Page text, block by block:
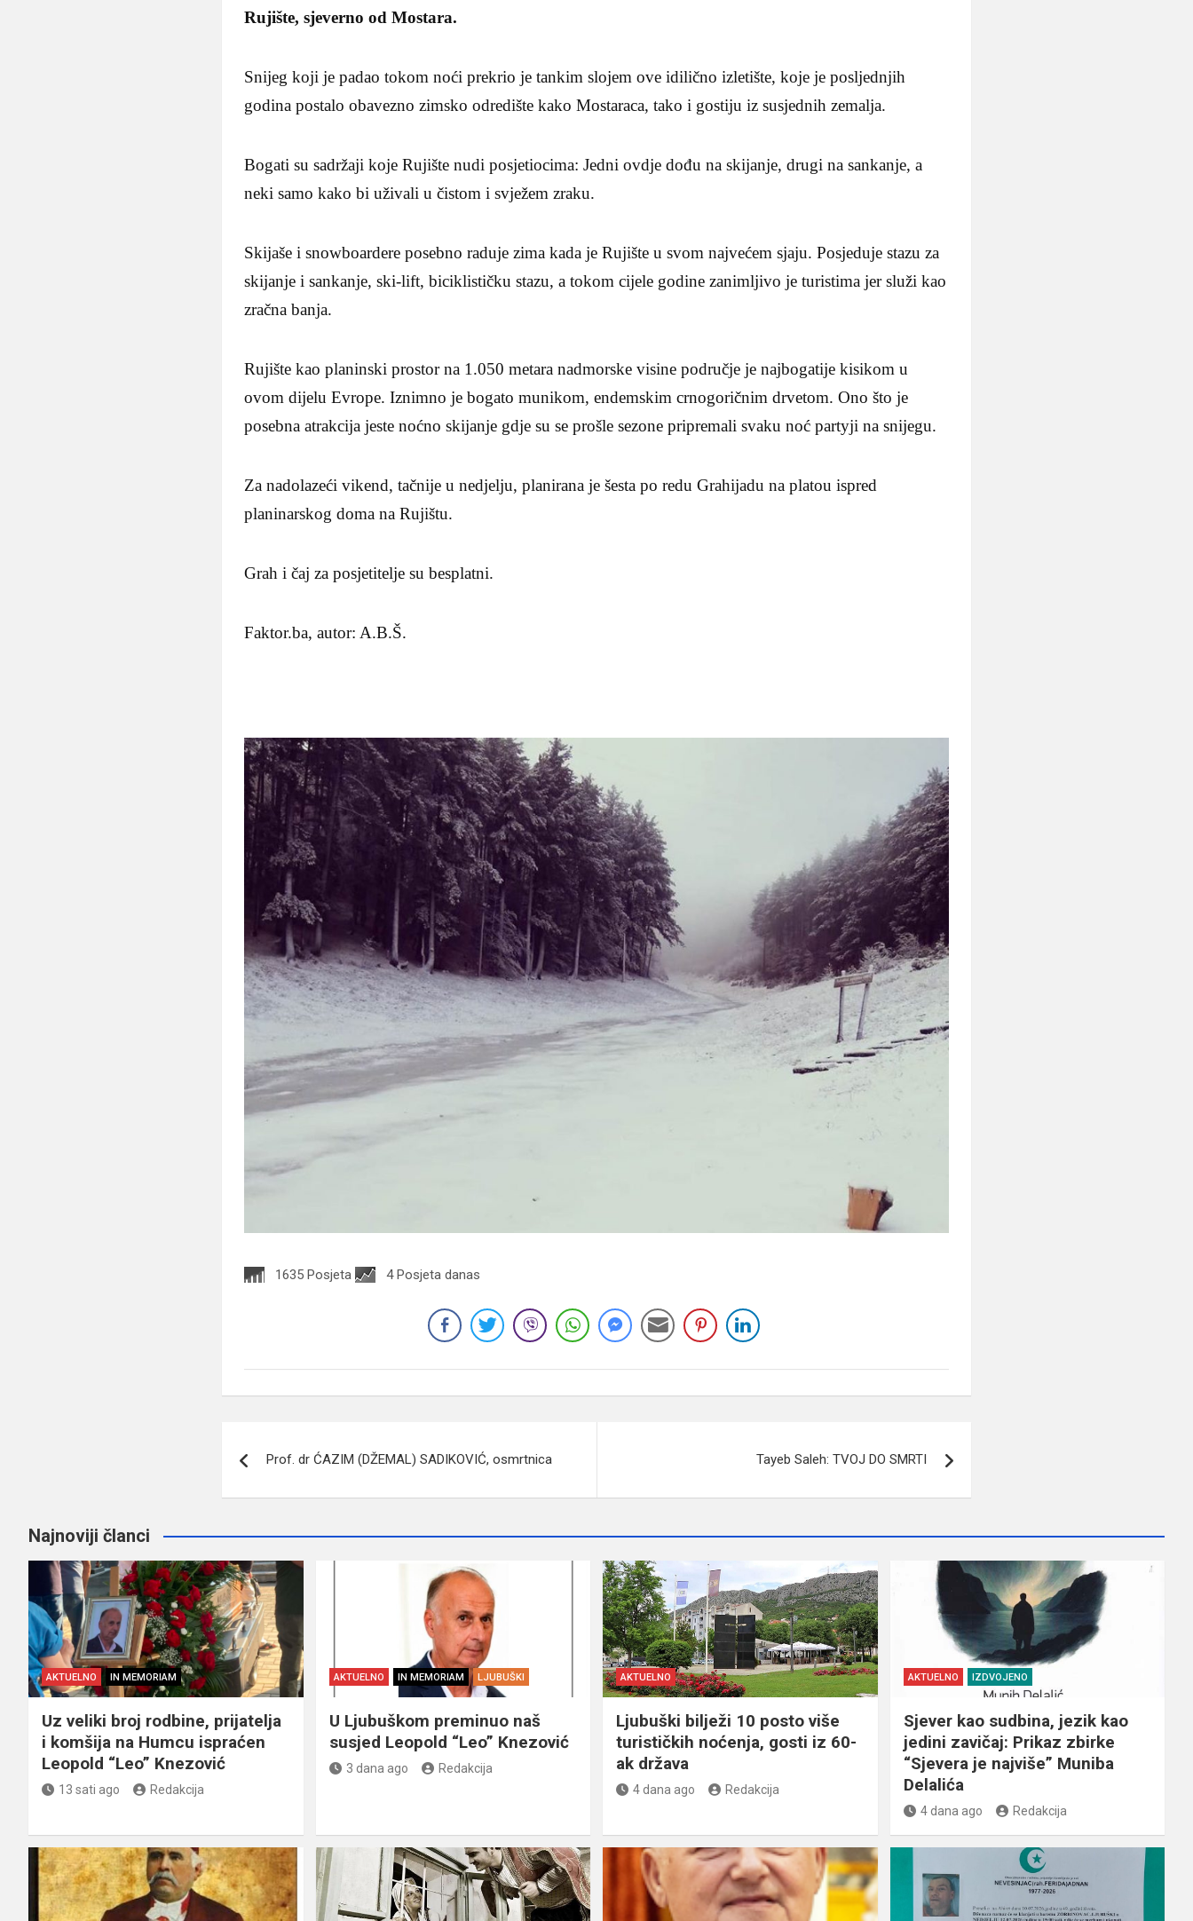
Rujište, sjeverno od Mostara.
Snijeg koji je padao tokom noći prekrio je tankim slojem ove idilično izletište, koje je posljednjih
godina postalo obavezno zimsko odredište kako Mostaraca, tako i gostiju iz susjednih zemalja.
Bogati su sadržaji koje Rujište nudi posjetiocima: Jedni ovdje dođu na skijanje, drugi na sankanje, a
neki samo kako bi uživali u čistom i svježem zraku.
Skijaše i snowboardere posebno raduje zima kada je Rujište u svom najvećem sjaju. Posjeduje stazu za
skijanje i sankanje, ski-lift, biciklističku stazu, a tokom cijele godine zanimljivo je turistima jer služi kao
zračna banja.
Rujište kao planinski prostor na 1.050 metara nadmorske visine područje je najbogatije kisikom u
ovom dijelu Evrope. Iznimno je bogato munikom, endemskim crnogoričnim drvetom. Ono što je
posebna atrakcija jeste noćno skijanje gdje su se prošle sezone pripremali svaku noć partyji na snijegu.
Za nadolazeći vikend, tačnije u nedjelju, planirana je šesta po redu Grahijadu na platou ispred
planinarskog doma na Rujištu.
Grah i čaj za posjetitelje su besplatni.
Faktor.ba, autor: A.B.Š.
1635 Posjeta 4 Posjeta danas
članaka
Prof. dr ĆAZIM (DŽEMAL) SADIKOVIĆ, osmrtnica Tayeb Saleh: TVOJ DO SMRTI
Najnoviji članci
AKTUELNO IN MEMORIAM
Uz veliki broj rodbine, prijatelja
i komšija na Humcu ispraćen
Leopold “Leo” Knezović
13 sati ago Redakcija
AKTUELNO IN MEMORIAM LJUBUŠKI
U Ljubuškom preminuo naš
susjed Leopold “Leo” Knezović
3 dana ago Redakcija
AKTUELNO
Ljubuški bilježi 10 posto više
turističkih noćenja, gosti iz 60-
ak država
4 dana ago Redakcija
AKTUELNO IZDVOJENO
Sjever kao sudbina, jezik kao
jedini zavičaj: Prikaz zbirke
“Sjevera je najviše” Muniba
Delalića
4 dana ago Redakcija